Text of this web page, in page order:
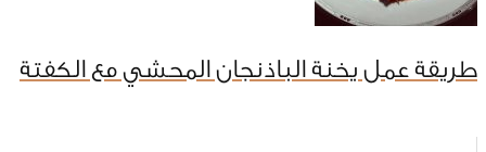
طريقة عمل يخنة الباذنجان المحشي مع الكفتة